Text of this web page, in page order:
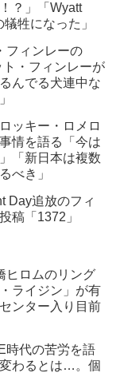
？」「Wyatt
牲になった」
フィンレーの
・フィンレーが
んでる犬連中な
ッキー・ロメロ
情を語る「今は
「新日本は複数
べき」
Day追放のフィ
稿「1372」
ヒロムのリング
ライジン」が有
ンター入り目前
時代の苦労を語
わるとは…。個